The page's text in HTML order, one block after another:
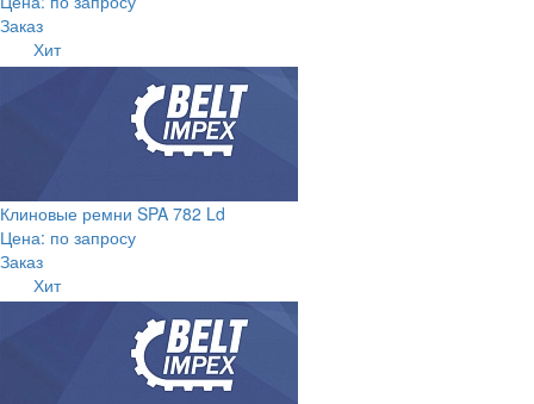
Заказ
Хит
Клиновые ремни SPA 782 Ld
Цена: по запросу
Заказ
Хит